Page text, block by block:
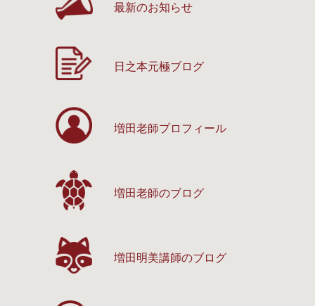
最新のお知らせ
日之本元極ブログ
増田老師プロフィール
増田老師のブログ
増田明美講師のブログ